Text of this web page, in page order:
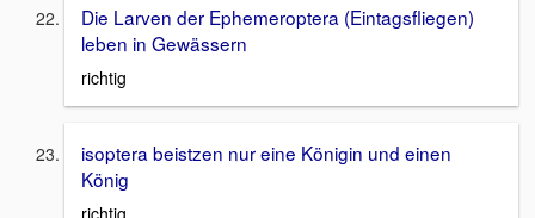
Die Larven der Ephemeroptera (Eintagsfliegen)
leben in Gewässern
richtig
isoptera beistzen nur eine Königin und einen
König
richtig